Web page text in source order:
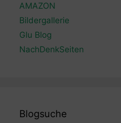
AMAZON
Bildergallerie
Glu Blog
NachDenkSeiten
Blogsuche